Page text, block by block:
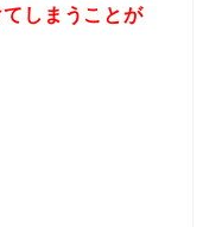
しまうことが